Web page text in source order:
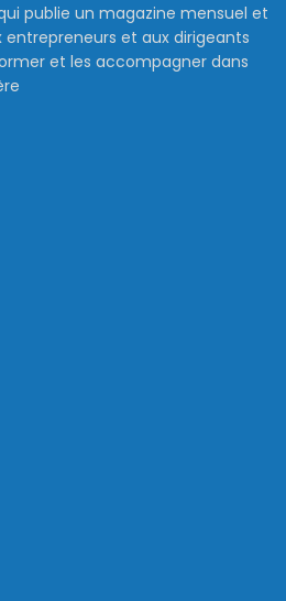
publie un magazine mensuel et
entrepreneurs et aux dirigeants
et les accompagner dans